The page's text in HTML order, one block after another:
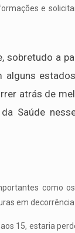
e
sobretudo a
atrás de
Saúde
como
em decorrência
15, estaria